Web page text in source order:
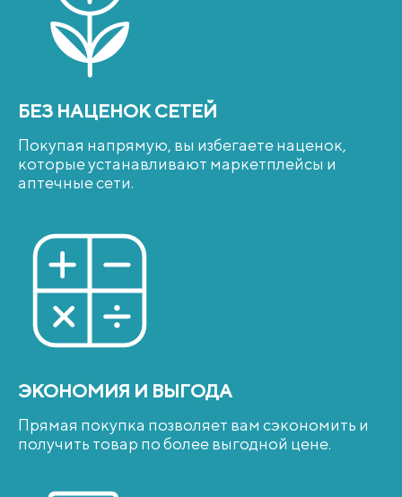
БЕЗ НАЦЕНОК СЕТЕЙ
Покупая напрямую, вы избегаете наценок,
которые устанавливают маркетплейсы и
аптечные сети.
ЭКОНОМИЯ И ВЫГОДА
Прямая покупка позволяет вам сэкономить и
получить товар по более выгодной цене.